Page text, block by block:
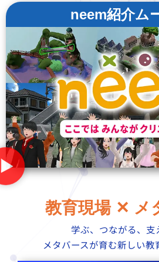
neem紹介ム
教育現場 ✕ メ
学ぶ、つながる、支
メタバースが育む新しい教